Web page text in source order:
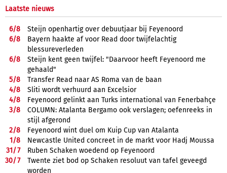
Laatste nieuws
6/8
Steijn openhartig over debuutjaar bij Feyenoord
6/8
Bayern haakte af voor Read door twijfelachtig
blessureverleden
6/8
Steijn kent geen twijfel: "Daarvoor heeft Feyenoord me
gehaald"
5/8
Transfer Read naar AS Roma van de baan
4/8
Sliti wordt verhuurd aan Excelsior
4/8
Feyenoord gelinkt aan Turks international van Fenerbahçe
3/8
COLUMN: Atalanta Bergamo ook verslagen; oefenreeks in
stijl afgerond
2/8
Feyenoord wint duel om Kuip Cup van Atalanta
1/8
Newcastle United concreet in de markt voor Hadj Moussa
31/7
Ruben Schaken woedend op Feyenoord
30/7
Twente ziet bod op Schaken resoluut van tafel geveegd
worden